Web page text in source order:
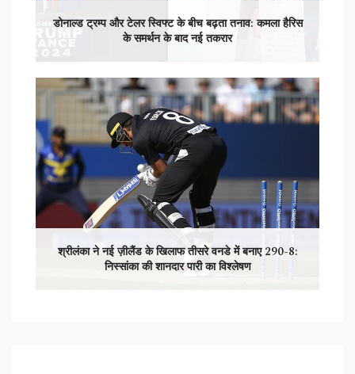
डोनाल्ड ट्रम्प और टेलर स्विफ्ट के बीच बढ़ता तनाव: कमला हैरिस
के समर्थन के बाद नई तकरार
श्रीलंका ने नई ज़ीलैंड के खिलाफ तीसरे वनडे में बनाए 290-8:
निस्सांका की शानदार पारी का विश्लेषण